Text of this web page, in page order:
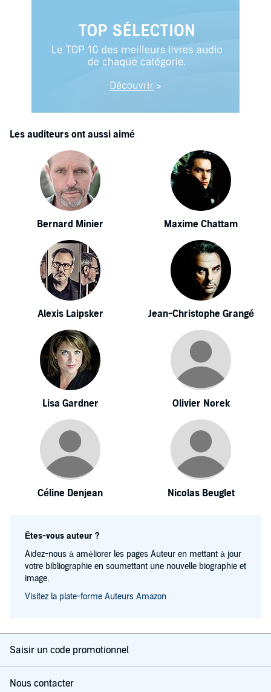
Les auditeurs ont aussi aimé
Bernard Minier Maxime Chattam
Alexis Laipsker Jean-Christophe Grangé
Lisa Gardner Olivier Norek
Céline Denjean Nicolas Beuglet
Êtes-vous auteur ?
Aidez-nous à améliorer les pages Auteur en mettant à jour
votre bibliographie en soumettant une nouvelle biographie et
image.
Visitez la plate-forme Auteurs Amazon
Saisir un code promotionnel
Nous contacter